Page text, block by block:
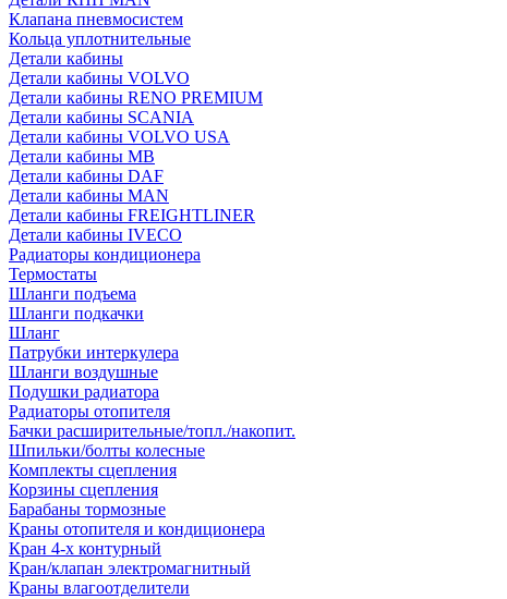
Клапана пневмосистем
Кольца уплотнительные
Детали кабины
Детали кабины VOLVO
Детали кабины RENO PREMIUM
Детали кабины SCANIA
Детали кабины VOLVO USA
Детали кабины MB
Детали кабины DAF
Детали кабины MAN
Детали кабины FREIGHTLINER
Детали кабины IVECO
Радиаторы кондиционера
Термостаты
Шланги подъема
Шланги подкачки
Шланг
Патрубки интеркулера
Шланги воздушные
Подушки радиатора
Радиаторы отопителя
Бачки расширительные/топл./накопит.
Шпильки/болты колесные
Комплекты сцепления
Корзины сцепления
Барабаны тормозные
Краны отопителя и кондиционера
Кран 4-х контурный
Кран/клапан электромагнитный
Краны влагоотделители